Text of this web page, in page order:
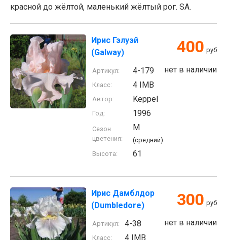
красной до жёлтой, маленький жёлтый рог. SA.
Ирис Гэлуэй
(Galway)
400 руб
нет в наличии
Артикул: 4-179
Класс: 4 IMB
Автор: Keppel
Год: 1996
Сезон
цветения:
M
(средний)
Высота:
61
Ирис Дамблдор
(Dumbledore)
300 руб
нет в наличии
Артикул: 4-38
Класс: 4 IMB